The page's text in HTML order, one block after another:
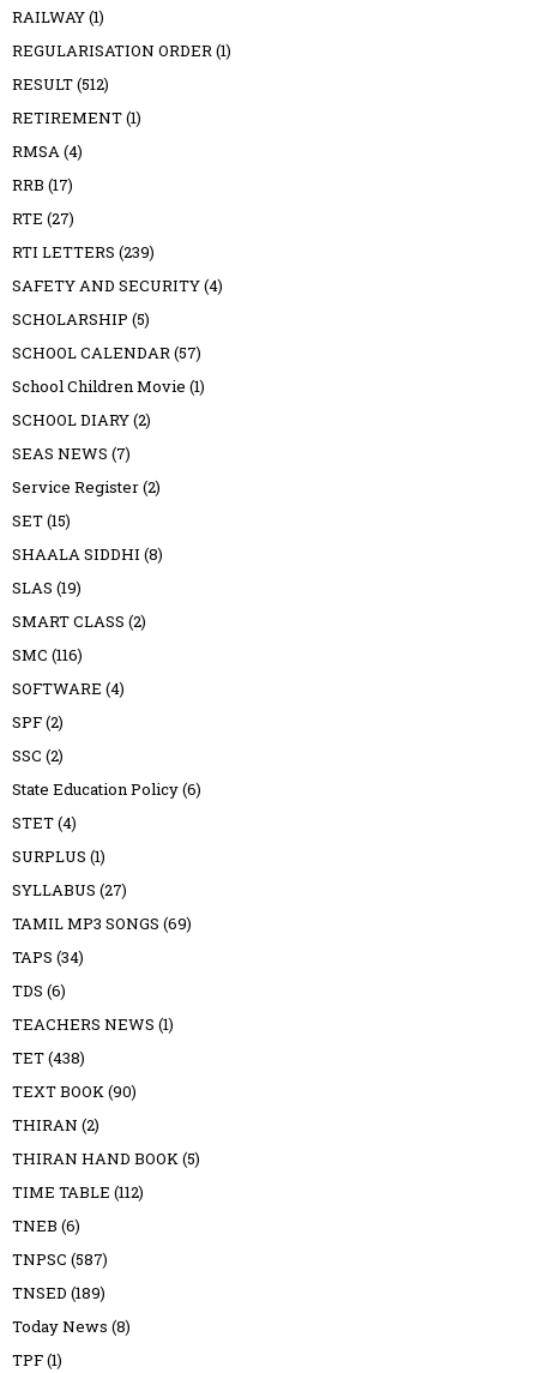
RAILWAY(1)
REGULARISATION ORDER(1)
RESULT(512)
RETIREMENT(1)
RMSA(4)
RRB (17)
RTE (27)
RTI LETTERS (239)
SAFETY AND SECURITY(4)
SCHOLARSHIP (5)
SCHOOL CALENDAR(57)
School Children Movie (1)
SCHOOL DIARY(2)
SEAS NEWS (7)
Service Register(2)
SET(15)
SHAALA SIDDHI (8)
SLAS (19)
SMART CLASS (2)
SMC (116)
SOFTWARE (4)
SPF(2)
SSC (2)
State Education Policy(6)
STET(4)
SURPLUS (1)
SYLLABUS (27)
TAMIL MP3 SONGS (69)
TAPS (34)
TDS (6)
TEACHERS NEWS (1)
TET(438)
TEXT BOOK(90)
THIRAN (2)
THIRAN HAND BOOK(5)
TIME TABLE (112)
TNEB (6)
TNPSC (587)
TNSED (189)
Today News (8)
TPF(1)